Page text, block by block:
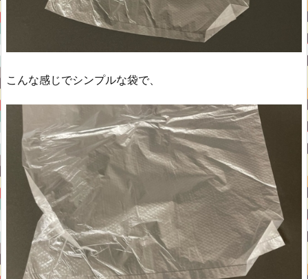
こんな感じでシンプルな袋で、